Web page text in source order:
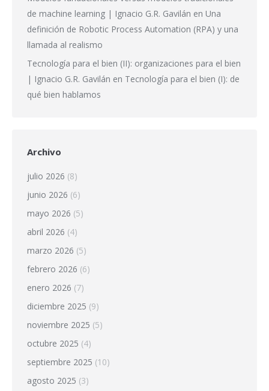
de machine learning | Ignacio G.R. Gavilán en Una
definición de Robotic Process Automation (RPA) y una
llamada al realismo
Tecnología para el bien (II): organizaciones para el bien
| Ignacio G.R. Gavilán en Tecnología para el bien (I): de
qué bien hablamos
Archivo
julio 2026 (8)
junio 2026 (6)
mayo 2026 (5)
abril 2026 (4)
marzo 2026 (5)
febrero 2026 (6)
enero 2026 (7)
diciembre 2025 (9)
noviembre 2025 (5)
octubre 2025 (4)
septiembre 2025 (10)
agosto 2025 (3)